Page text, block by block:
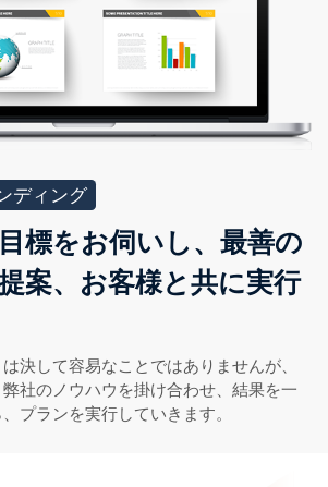
ディング
標をお伺いし、最善の
案、お客様と共に実行
決して容易なことではありませんが、
社のノウハウを掛け合わせ、結果を一
プランを実行していきます。